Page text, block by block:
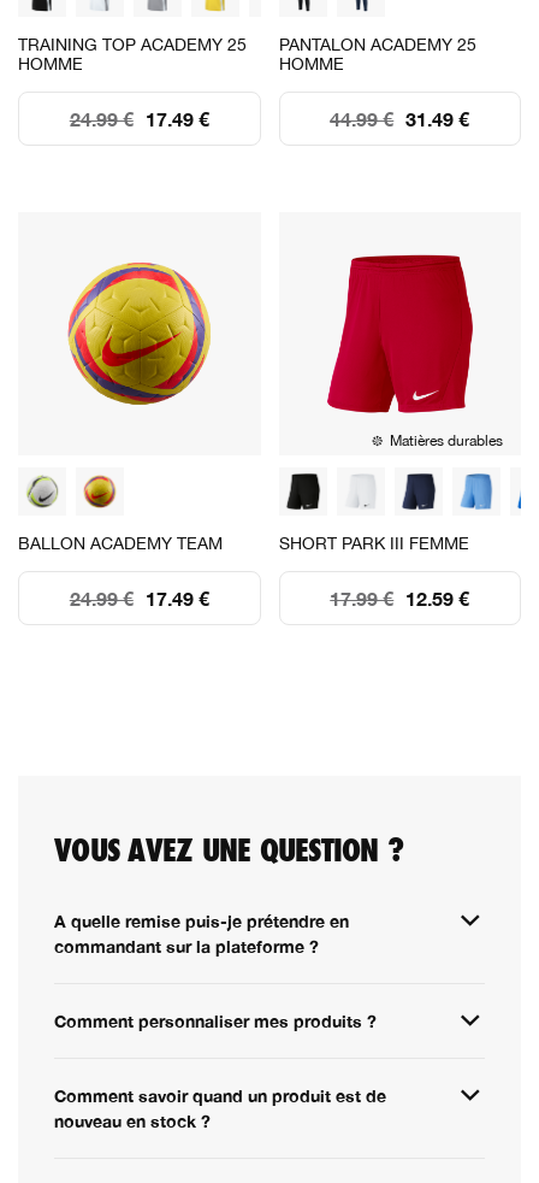
TRAINING TOP ACADEMY 25
HOMME
17.49 €
24.99 €
PANTALON ACADEMY 25
HOMME
31.49 €
44.99 €
BALLON ACADEMY TEAM
17.49 €
24.99 €
Matières durables
SHORT PARK III FEMME
12.59 €
17.99 €
VOUS AVEZ UNE QUESTION ?
A quelle remise puis-je prétendre en
commandant sur la plateforme ?
Comment personnaliser mes produits ?
Comment savoir quand un produit est de
nouveau en stock ?